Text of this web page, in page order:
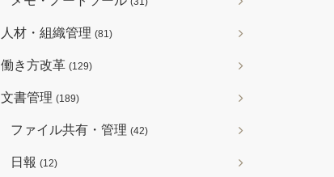
人材・組織管理 (81)
働き方改革 (129)
文書管理 (189)
ファイル共有・管理 (42)
日報 (12)